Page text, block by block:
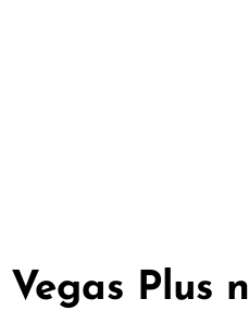
Plus